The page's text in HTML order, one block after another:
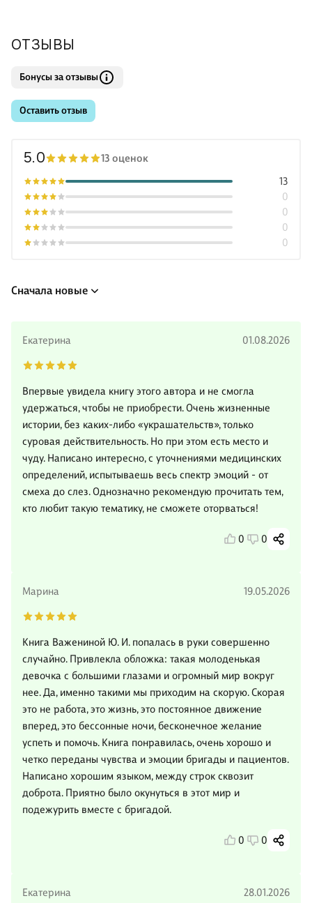
ОТЗЫВЫ
Бонусы за отзывы
Оставить отзыв
5.0 13 оценок
0
0
0
0
13
Сначала новые
Екатерина 01.08.2026
Впервые увидела книгу этого автора и не смогла
удержаться, чтобы не приобрести. Очень жизненные
истории, без каких-либо «украшательств», только
суровая действительность. Но при этом есть место и
чуду. Написано интересно, с уточнениями медицинских
определений, испытываешь весь спектр эмоций - от
смеха до слез. Однозначно рекомендую прочитать тем,
кто любит такую тематику, не сможете оторваться!
0 0
Марина 19.05.2026
Книга Важениной Ю. И. попалась в руки совершенно
случайно. Привлекла обложка: такая молоденькая
девочка с большими глазами и огромный мир вокруг
нее. Да, именно такими мы приходим на скорую. Скорая
это не работа, это жизнь, это постоянное движение
вперед, это бессонные ночи, бесконечное желание
успеть и помочь. Книга понравилась, очень хорошо и
четко переданы чувства и эмоции бригады и пациентов.
Написано хорошим языком, между строк сквозит
доброта. Приятно было окунуться в этот мир и
подежурить вместе с бригадой.
0 0
Екатерина 28.01.2026